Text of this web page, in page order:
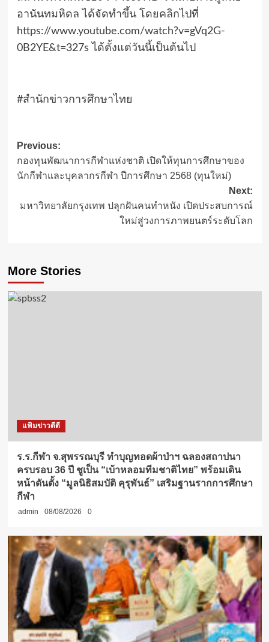
อานันทมหิดล ได้จัดทำขึ้น โดยคลิกไปที่
https://www.youtube.com/watch?v=gVq2G-
0B2YE&t=327s ได้ตั้งแต่วันนี้เป็นต้นไป
#สำนักข่าวการศึกษาไทย
Post
navigation
Previous:
กองทุนพัฒนาการกีฬาแห่งชาติ เปิดให้ทุนการศึกษาของ
นักกีฬาและบุคลากรกีฬา ปีการศึกษา 2568 (ทุนใหม่)
Next:
มหาวิทยาลัยกรุงเทพ ปลุกฝันคนทำหนัง เปิดประสบการณ์
ใหม่สู่วงการภาพยนตร์ระดับโลก
More Stories
แฟ้มข่าวดีดี
ร.ร.กีฬา จ.สุพรรณบุรี ทำบุญทอดผ้าป่าฯ ฉลองสถาปนา
ครบรอบ 36 ปี ชูเป็น “เบ้าหลอมทีมชาติไทย” พร้อมเดิน
หน้าดันตั้ง “มูลนิธิสมบัติ คุรุพันธ์” เสริมฐานรากการศึกษา
กีฬา
admin 08/08/2026 0